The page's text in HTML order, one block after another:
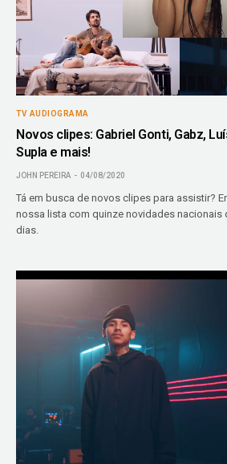
TV AUDIOGRAMA
Novos clipes: Gabriel Gonti, Gabz,
Supla e mais!
JOHN PEREIRA 04/08/2020
Tá em busca de novos clipes para assistir?
nossa lista com quinze novidades nacionais
dias.